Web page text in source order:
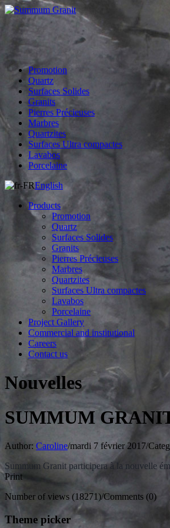
Promotion
Quartz
Surfaces Solides
Granits
Pierres Précieuses
Marbres
Quartzites
Surfaces Ultra compactes
Lavabos
Porcelaine
English
Products
Promotion
Quartz
Surfaces Solides
Granits
Pierres Précieuses
Marbres
Quartzites
Surfaces Ultra compactes
Lavabos
Porcelaine
Project Gallery
Commercial and institutional
Careers
Contact us
Nouvelles
SUMMUM
Author: Caroline/mardi 7 février 2017/
Summum Granit participera à la nouvelle
Print
Number of views (18271)/Comments (0)
Theme picker